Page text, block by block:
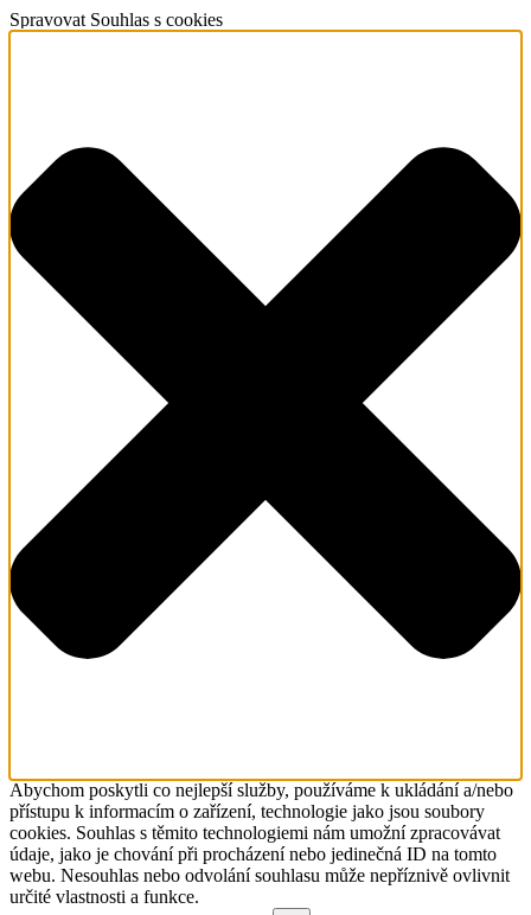
Spravovat Souhlas s cookies
Abychom poskytli co nejlepší služby, používáme k ukládání a/nebo
přístupu k informacím o zařízení, technologie jako jsou soubory
cookies. Souhlas s těmito technologiemi nám umožní zpracovávat
údaje, jako je chování při procházení nebo jedinečná ID na tomto
webu. Nesouhlas nebo odvolání souhlasu může nepříznivě ovlivnit
určité vlastnosti a funkce.